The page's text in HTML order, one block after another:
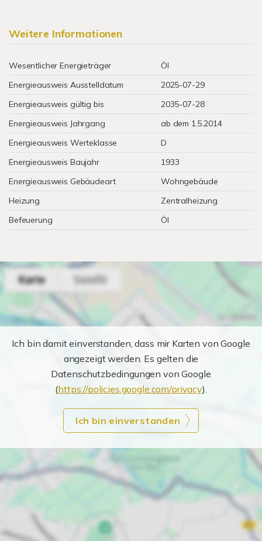
Weitere Informationen
Wesentlicher Energieträger
Öl
Energieausweis Ausstelldatum
2025-07-29
Energieausweis gültig bis
2035-07-28
Energieausweis Jahrgang
ab dem 1.5.2014
Energieausweis Werteklasse
D
Energieausweis Baujahr
1933
Energieausweis Gebäudeart
Wohngebäude
Heizung
Zentralheizung
Befeuerung
Öl
Ich bin damit einverstanden, dass mir Karten von Google
angezeigt werden. Es gelten die
Datenschutzbedingungen von Google
(https://policies.google.com/privacy).
Ich bin einverstanden